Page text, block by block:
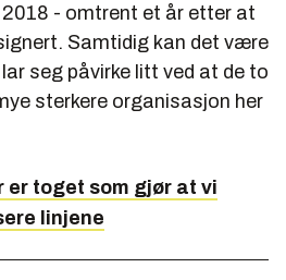
- omtrent et år etter at
Samtidig kan det være
seg påvirke litt ved at de to
sterkere organisasjon her
er toget som gjør at vi
linjene